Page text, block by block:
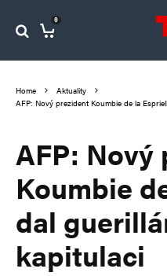
0
Home
Aktuality
AFP: Nový prezident Koumbie de la
AFP:
Koumbie
dal
kapitulaci